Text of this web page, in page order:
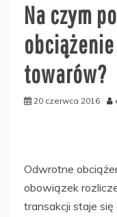
Na czym
towarów?
20 czerwca 2016
Odwrotne
obowiązek
transakcji staje